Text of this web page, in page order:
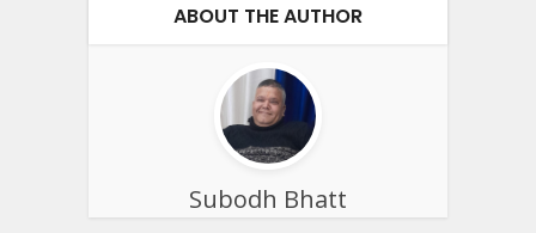
ABOUT THE AUTHOR
Subodh Bhatt